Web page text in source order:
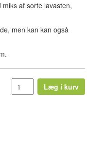
af sorte lavasten,
men kan kan også
Læg i kurv